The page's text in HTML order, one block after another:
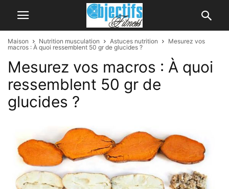
Maison Nutrition musculation Astuces nutrition
Mesurez vos
macros : À quoi ressemblent 50 gr de glucides ?
Mesurez vos macros : À quoi
ressemblent 50 gr de
glucides ?